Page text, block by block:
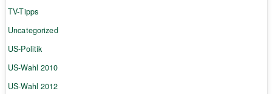
TV-Tipps
Uncategorized
US-Politik
US-Wahl 2010
US-Wahl 2012